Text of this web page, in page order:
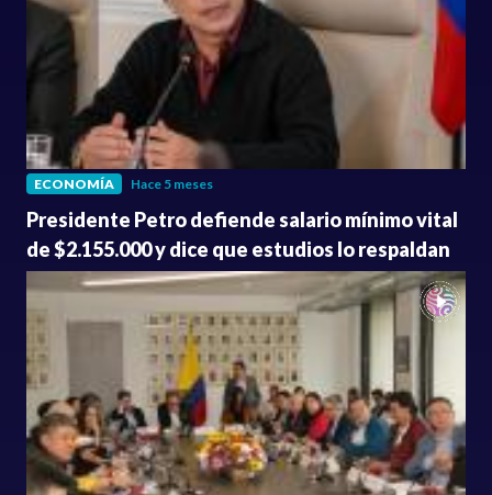
ECONOMÍA Hace 5 meses
Presidente Petro defiende salario mínimo vital
de $2.155.000 y dice que estudios lo respaldan